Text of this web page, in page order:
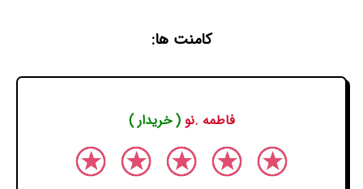
کامنت ها:
فاطمه .نو( خریدار )